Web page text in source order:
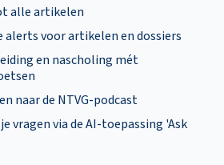
alle artikelen
alerts voor artikelen en dossiers
en nascholing mét
naar de NTVG-podcast
vragen via de AI-toepassing 'Ask